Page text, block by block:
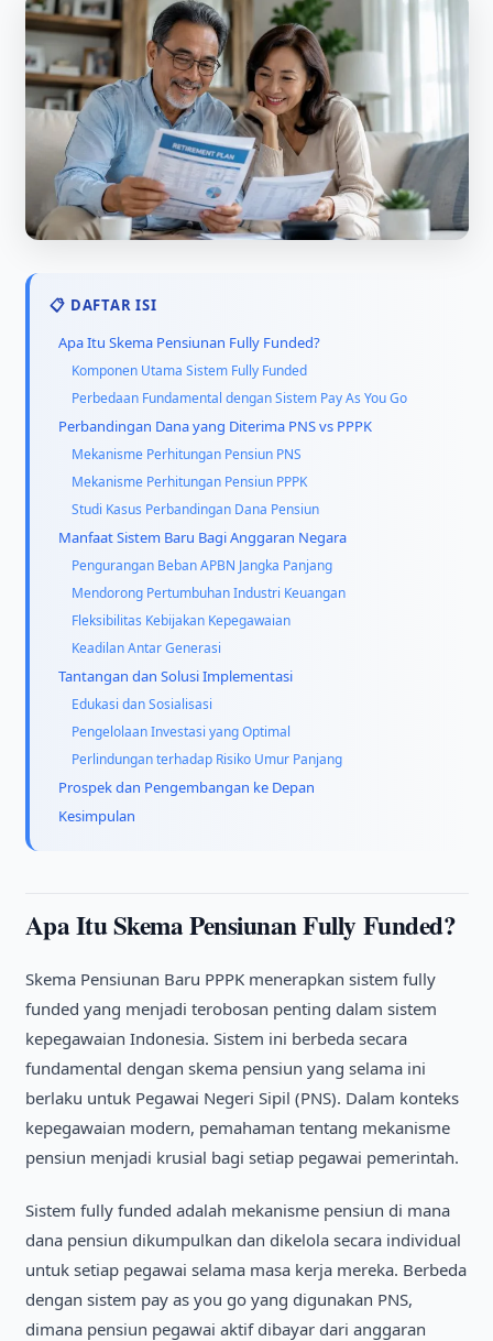
📋 DAFTAR ISI
Apa Itu Skema Pensiunan Fully Funded?
Komponen Utama Sistem Fully Funded
Perbedaan Fundamental dengan Sistem Pay As You Go
Perbandingan Dana yang Diterima PNS vs PPPK
Mekanisme Perhitungan Pensiun PNS
Mekanisme Perhitungan Pensiun PPPK
Studi Kasus Perbandingan Dana Pensiun
Manfaat Sistem Baru Bagi Anggaran Negara
Pengurangan Beban APBN Jangka Panjang
Mendorong Pertumbuhan Industri Keuangan
Fleksibilitas Kebijakan Kepegawaian
Keadilan Antar Generasi
Tantangan dan Solusi Implementasi
Edukasi dan Sosialisasi
Pengelolaan Investasi yang Optimal
Perlindungan terhadap Risiko Umur Panjang
Prospek dan Pengembangan ke Depan
Kesimpulan
Apa Itu Skema Pensiunan Fully Funded?
Skema Pensiunan Baru PPPK menerapkan sistem fully
funded yang menjadi terobosan penting dalam sistem
kepegawaian Indonesia. Sistem ini berbeda secara
fundamental dengan skema pensiun yang selama ini
berlaku untuk Pegawai Negeri Sipil (PNS). Dalam konteks
kepegawaian modern, pemahaman tentang mekanisme
pensiun menjadi krusial bagi setiap pegawai pemerintah.
Sistem fully funded adalah mekanisme pensiun di mana
dana pensiun dikumpulkan dan dikelola secara individual
untuk setiap pegawai selama masa kerja mereka. Berbeda
dengan sistem pay as you go yang digunakan PNS,
dimana pensiun pegawai aktif dibayar dari anggaran